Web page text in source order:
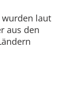
wurden laut
aus den